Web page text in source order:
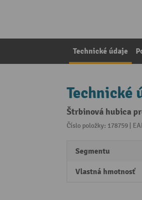
Technické údaje
Technické
Štrbinová hubica
Číslo položky: 178759 |
Segmentu
Vlastná hmotnosť